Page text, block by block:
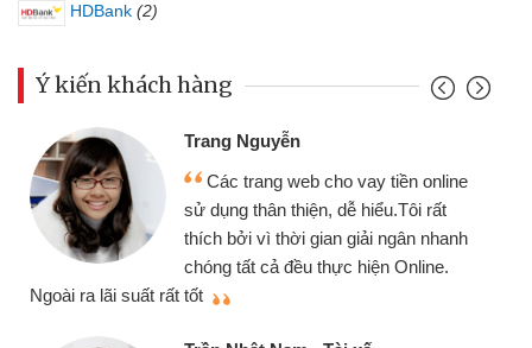
HDBank (2)
Ý kiến khách hàng
web cho vay tiền online
thiện, dễ hiểu.Tôi rất
gian giải ngân nhanh
thực hiện Online.
chiếc xe wave
cần gặp mặt nên